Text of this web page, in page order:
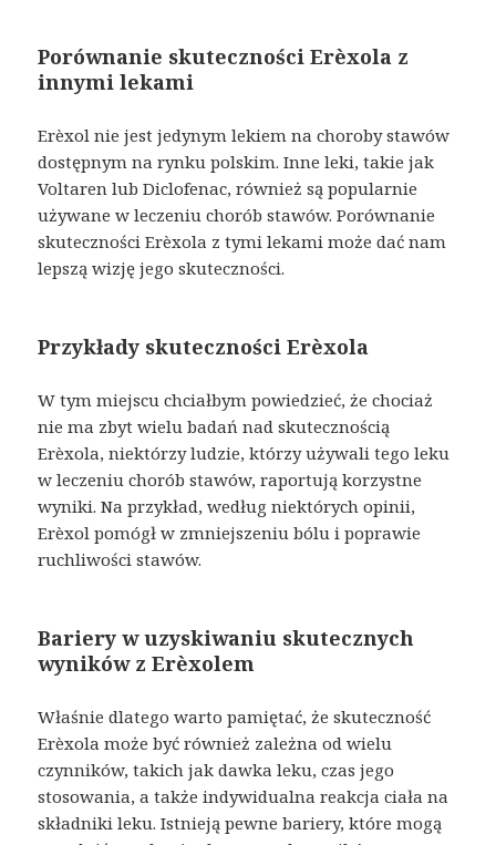
Porównanie skuteczności Erèxola z
innymi lekami
Erèxol nie jest jedynym lekiem na choroby stawów
dostępnym na rynku polskim. Inne leki, takie jak
Voltaren lub Diclofenac, również są popularnie
używane w leczeniu chorób stawów. Porównanie
skuteczności Erèxola z tymi lekami może dać nam
lepszą wizję jego skuteczności.
Przykłady skuteczności Erèxola
W tym miejscu chciałbym powiedzieć, że chociaż
nie ma zbyt wielu badań nad skutecznością
Erèxola, niektórzy ludzie, którzy używali tego leku
w leczeniu chorób stawów, raportują korzystne
wyniki. Na przykład, według niektórych opinii,
Erèxol pomógł w zmniejszeniu bólu i poprawie
ruchliwości stawów.
Bariery w uzyskiwaniu skutecznych
wyników z Erèxolem
Właśnie dlatego warto pamiętać, że skuteczność
Erèxola może być również zależna od wielu
czynników, takich jak dawka leku, czas jego
stosowania, a także indywidualna reakcja ciała na
składniki leku. Istnieją pewne bariery, które mogą